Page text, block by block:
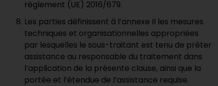
règlement (UE) 2016/679.
Les parties définissent à l’annexe II les mesures
techniques et organisationnelles appropriées
par lesquelles le sous-traitant est tenu de prêter
assistance au responsable du traitement dans
l’application de la présente clause, ainsi que la
portée et l’étendue de l’assistance requise.